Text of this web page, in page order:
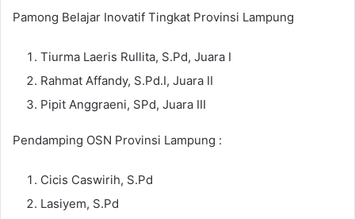
Pamong Belajar Inovatif Tingkat Provinsi Lampung
Tiurma Laeris Rullita, S.Pd, Juara I
Rahmat Affandy, S.Pd.I, Juara II
Pipit Anggraeni, SPd, Juara III
Pendamping OSN Provinsi Lampung :
Cicis Caswirih, S.Pd
Lasiyem, S.Pd